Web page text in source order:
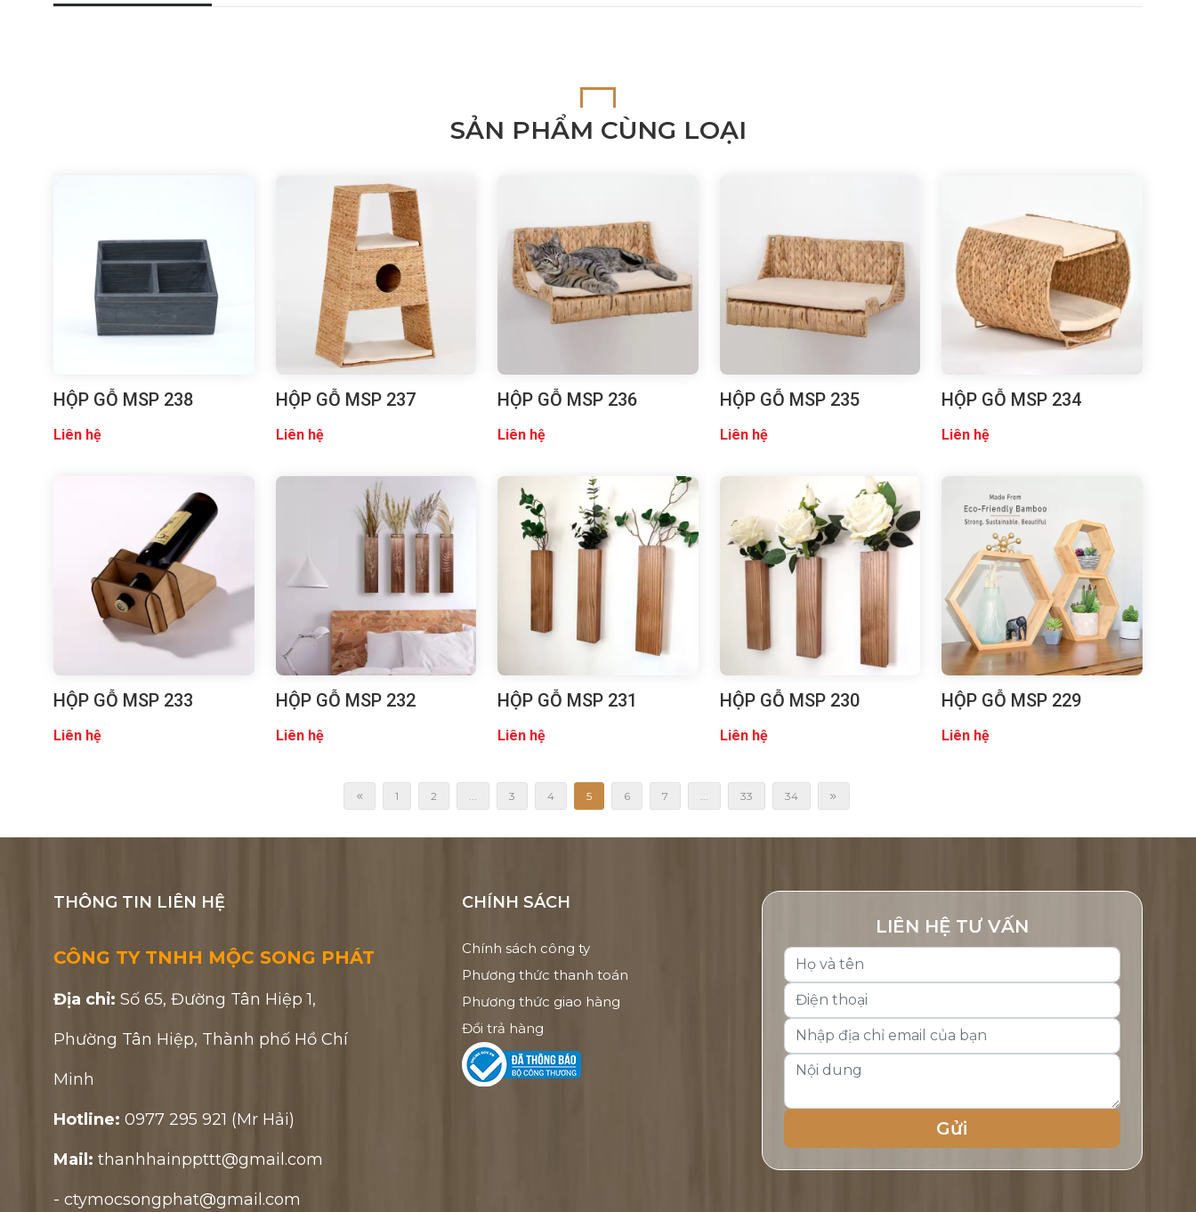
SẢN PHẨM CÙNG LOẠI
HỘP GỖ MSP 238
Liên hệ
HỘP GỖ MSP 237
Liên hệ
HỘP GỖ MSP 236
Liên hệ
HỘP GỖ MSP 235
Liên hệ
HỘP GỖ MSP 234
Liên hệ
HỘP GỖ MSP 233
Liên hệ
HỘP GỖ MSP 232
Liên hệ
HỘP GỖ MSP 231
Liên hệ
HỘP GỖ MSP 230
Liên hệ
HỘP GỖ MSP 229
Liên hệ
1 2 3 4 5 6 7 33 34
THÔNG TIN LIÊN HỆ
CÔNG TY TNHH MỘC SONG PHÁT
Địa chỉ: Số 65, Đường Tân Hiệp 1,
Phường Tân Hiệp, Thành phố Hồ Chí
Minh
Hotline: 0977 295 921 (Mr Hải)
Mail: thanhhainppttt@gmail.com
- ctymocsongphat@gmail.com
CHÍNH SÁCH
Chính sách công ty
Phương thức thanh toán
Phương thức giao hàng
Đổi trả hàng
LIÊN HỆ TƯ VẤN